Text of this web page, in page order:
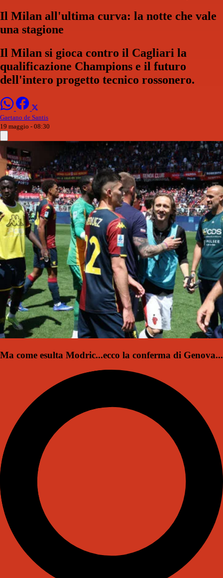
Il Milan all'ultima curva: la notte che vale
una stagione
Il Milan si gioca contro il Cagliari la
qualificazione Champions e il futuro
dell'intero progetto tecnico rossonero.
Gaetano de Santis
19 maggio - 08:30
Ma come esulta Modric...ecco la conferma di Genova...